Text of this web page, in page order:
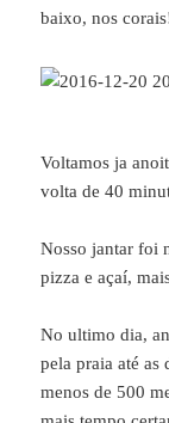
baixo, nos
Voltamos ja
volta de 40
Nosso jantar foi
pizza e açaí,
No ultimo dia,
pela praia até
menos de 500